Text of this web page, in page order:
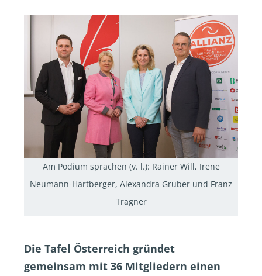
Am Podium sprachen (v. l.): Rainer Will, Irene
Neumann-Hartberger, Alexandra Gruber und Franz
Tragner
Die Tafel Österreich gründet
gemeinsam mit 36 Mitgliedern einen